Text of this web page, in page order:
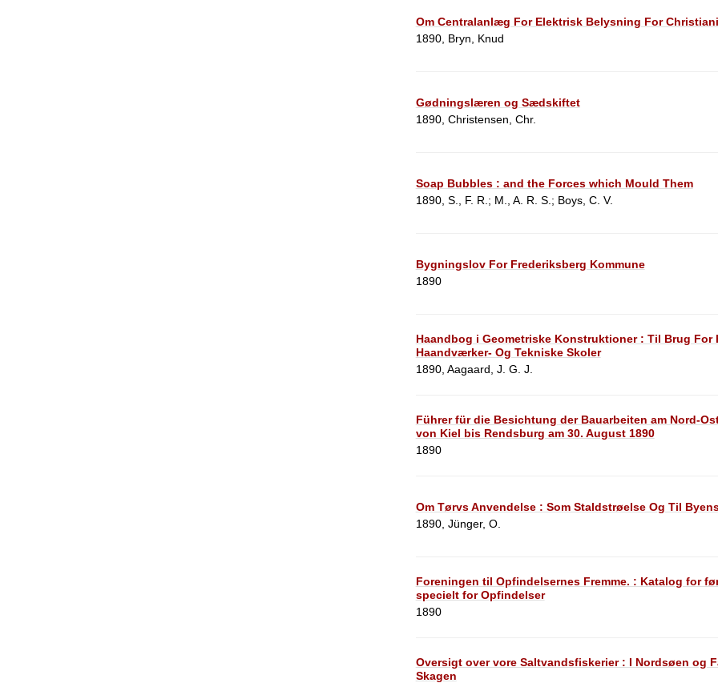
Om Centralanlæg For Elektrisk Belysning For
1890, Bryn, Knud
Gødningslæren og Sædskiftet
1890, Christensen, Chr.
Soap Bubbles : and the Forces which Mould Them
1890, S., F. R.; M., A. R. S.; Boys, C. V.
Bygningslov For Frederiksberg Kommune
1890
Haandbog i Geometriske Konstruktioner : Til Brug For
Haandværker- Og Tekniske Skoler
1890, Aagaard, J. G. J.
Führer für die Besichtung der Bauarbeiten am Nord-
von Kiel bis Rendsburg am 30. August 1890
1890
Om Tørvs Anvendelse : Som Staldstrøelse Og Til
1890, Jünger, O.
Foreningen til Opfindelsernes Fremme. : Katalog for
specielt for Opfindelser
1890
Oversigt over vore Saltvandsfiskerier : I Nordsøen og
Skagen